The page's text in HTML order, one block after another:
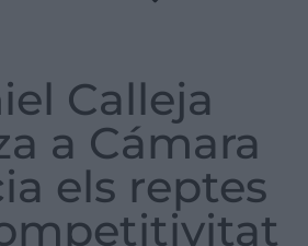
Calleja
a Cámara
els reptes